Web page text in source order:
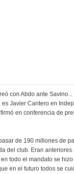
con Abdo ante
Javier Cantero en
en conferencia de
de 190 millones de
del club. Eran
todo el mandato se
en el futuro todos se